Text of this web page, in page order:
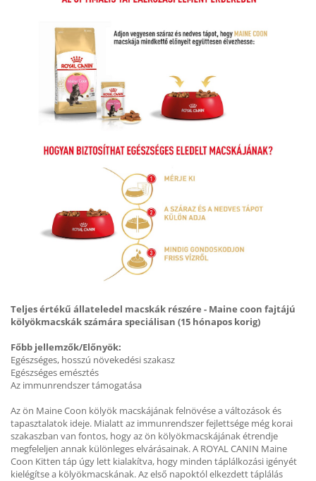
Teljes értékű állateledel macskák részére - Maine coon fajtájú
kölyökmacskák számára speciálisan (15 hónapos korig)
Főbb jellemzők/Előnyök:
Egészséges, hosszú növekedési szakasz
Egészséges emésztés
Az immunrendszer támogatása
Az ön Maine Coon kölyök macskájának felnövése a változások és
tapasztalatok ideje. Mialatt az immunrendszer fejlettsége még korai
szakaszban van fontos, hogy az ön kölyökmacskájának étrendje
megfeleljen annak különleges elvárásainak. A ROYAL CANIN Maine
Coon Kitten táp úgy lett kialakítva, hogy minden táplálkozási igényét
kielégítse a kölyökmacskának. Az első napoktól elkezdett táplálás